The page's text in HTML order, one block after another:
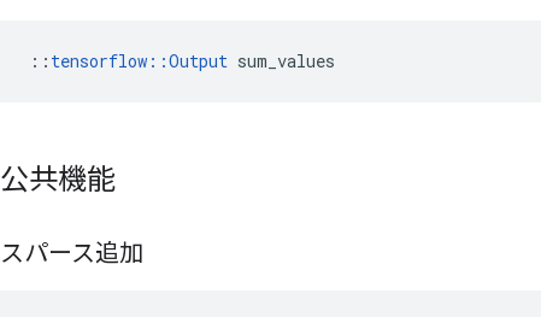
:: tensorflow::Output sum_values
公共機能
スパース追加